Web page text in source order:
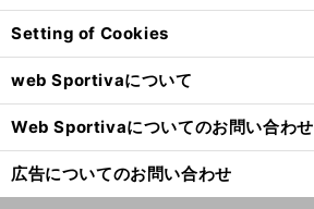
Setting of Cookies
web Sportivaについて
Web Sportivaについてのお問い合わせ
広告についてのお問い合わせ